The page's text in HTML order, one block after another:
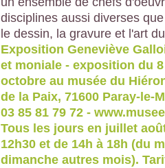
disciplines aussi diverses
le dessin, la gravure et l'art
Exposition Geneviève
et moniale - exposition du
octobre au musée du
de la Paix, 71600 Paray-le-
03 85 81 79 72 -
Tous les jours en juillet
12h30 et de 14h à 18h (du
dimanche autres mois).